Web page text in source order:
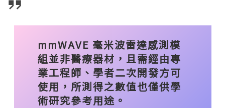
mmWAVE 毫米波雷達感測模
組並非醫療器材，且需經由專
業工程師、學者二次開發方可
使用，所測得之數值也僅供學
術研究參考用途。